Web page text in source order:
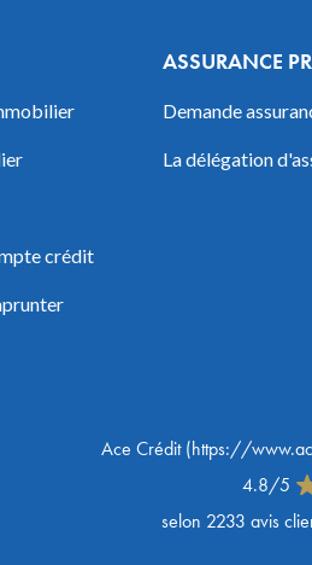
crédit
ASSURANCE
Demande
La délégation
Ace Crédit(https://
4.8/5
selon 2233 avis